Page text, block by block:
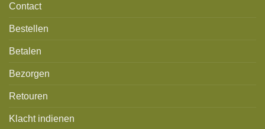
Contact
Bestellen
Betalen
Bezorgen
Retouren
Klacht indienen